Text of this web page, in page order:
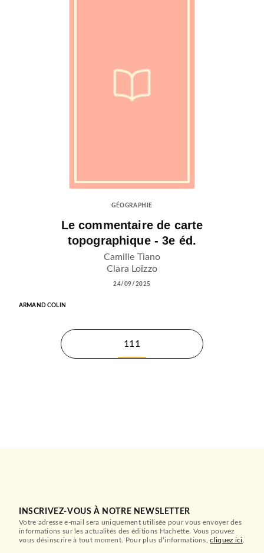
GÉOGRAPHIE
Le commentaire de carte
topographique - 3e éd.
Camille Tiano
Clara Loïzzo
24/09/2025
ARMAND COLIN
111
INSCRIVEZ-VOUS À NOTRE NEWSLETTER
Votre adresse e-mail sera uniquement utilisée pour vous envoyer des
informations sur les actualités des éditions Hachette. Vous pouvez
vous désinscrire à tout moment. Pour plus d’informations,cliquez ici